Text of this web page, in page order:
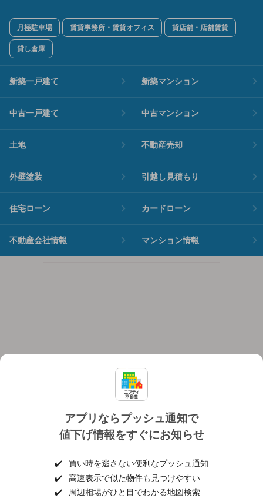
アプリならプッシュ通知で
値下げ情報をすぐにお知らせ
✔️
買い時を逃さない便利なプッシュ通知
✔️
高速表示で似た物件も見つけやすい
✔️
周辺相場がひと目でわかる地図検索
月極駐車場 賃貸事務所・賃貸オフィス 貸店舗・店舗賃貸
貸し倉庫
新築一戸建て 新築マンション
中古一戸建て 中古マンション
土地 不動産売却
外壁塗装 引越し見積もり
住宅ローン カードローン
不動産会社情報 マンション情報
個人情報保護ポリシー 利用規約
ヘルプ・お問い合わせ 採用情報